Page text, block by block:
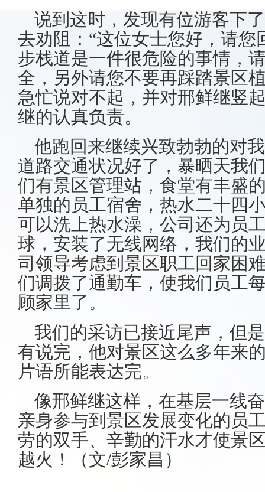
说到这时，发现有位游客下
去劝阻：“这位女士您好，请您
步栈道是一件很危险的事情，
全，另外请您不要再踩踏景区
急忙说对不起，并对邢鲜继竖
继的认真负责。
他跑回来继续兴致勃勃的对
道路交通状况好了，暴晒天我
们有景区管理站，食堂有丰盛
单独的员工宿舍，热水二十四
可以洗上热水澡，公司还为员
球，安装了无线网络，我们的
司领导考虑到景区职工回家困
们调拨了通勤车，使我们员工
顾家里了。
我们的采访已接近尾声，但
有说完，他对景区这么多年来
片语所能表达完。
像邢鲜继这样，在基层一线
亲身参与到景区发展变化的员
劳的双手、辛勤的汗水才使景
越火！（文/彭家昌）